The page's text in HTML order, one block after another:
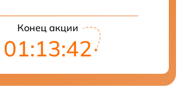
Конец акции
01:13:41